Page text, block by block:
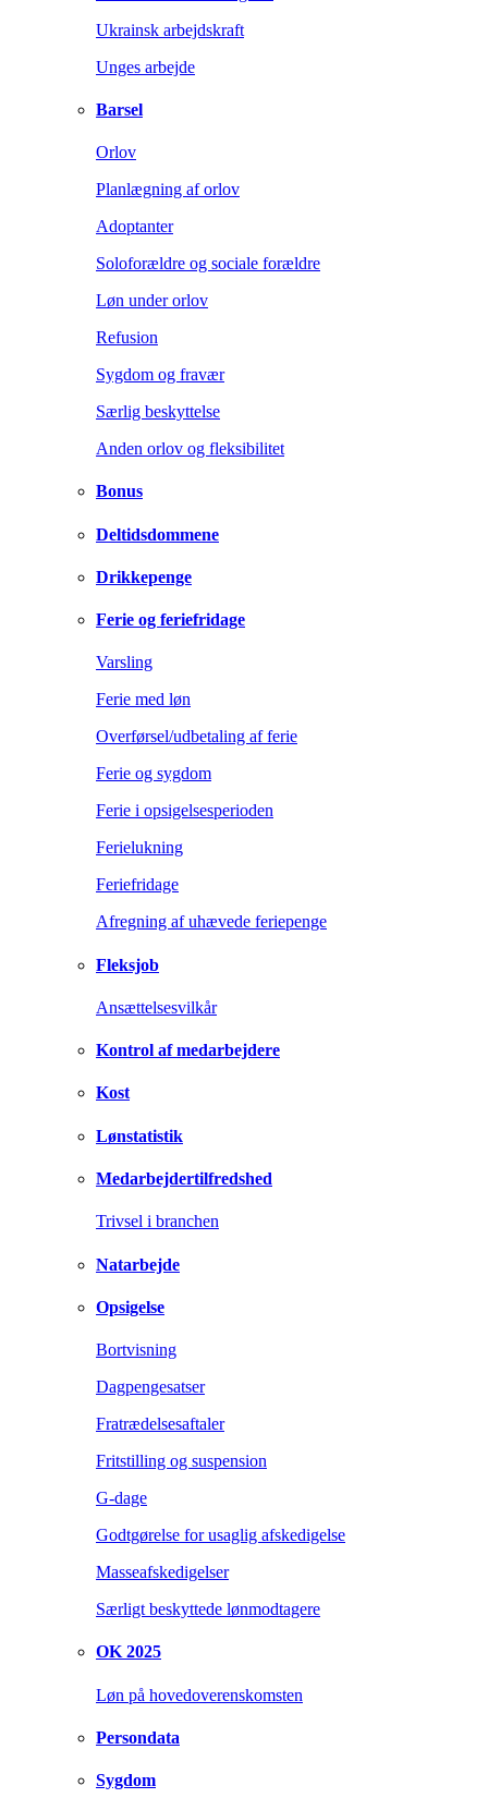
Ukrainsk arbejdskraft
Unges arbejde
Barsel
Orlov
Planlægning af orlov
Adoptanter
Soloforældre og sociale forældre
Løn under orlov
Refusion
Sygdom og fravær
Særlig beskyttelse
Anden orlov og fleksibilitet
Bonus
Deltidsdommene
Drikkepenge
Ferie og feriefridage
Varsling
Ferie med løn
Overførsel/udbetaling af ferie
Ferie og sygdom
Ferie i opsigelsesperioden
Ferielukning
Feriefridage
Afregning af uhævede feriepenge
Fleksjob
Ansættelsesvilkår
Kontrol af medarbejdere
Kost
Lønstatistik
Medarbejdertilfredshed
Trivsel i branchen
Natarbejde
Opsigelse
Bortvisning
Dagpengesatser
Fratrædelsesaftaler
Fritstilling og suspension
G-dage
Godtgørelse for usaglig afskedigelse
Masseafskedigelser
Særligt beskyttede lønmodtagere
OK 2025
Løn på hovedoverenskomsten
Persondata
Sygdom